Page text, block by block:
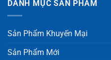
DANH MỤC SẢN PHẨM
Sản Phẩm Khuyến Mại
Sản Phẩm Mới